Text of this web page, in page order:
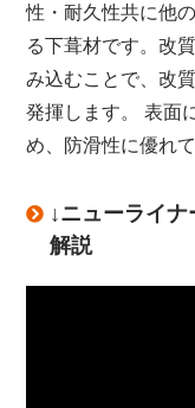
性・耐久性共に他
る下葺材です。改
み込むことで、改
発揮します。 表面
め、防滑性に優れて
↓ニューライ
解説